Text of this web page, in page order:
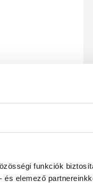
funkciók
elemező